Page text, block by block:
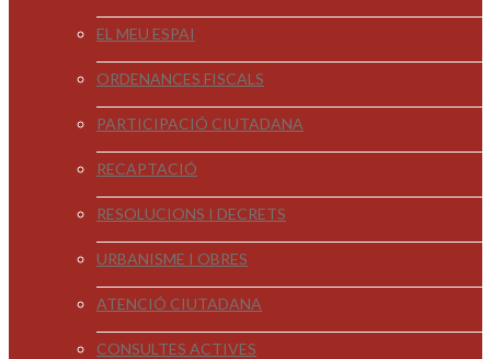
EL MEU ESPAI
ORDENANCES FISCALS
PARTICIPACIÓ CIUTADANA
RECAPTACIÓ
RESOLUCIONS I DECRETS
URBANISME I OBRES
ATENCIÓ CIUTADANA
CONSULTES ACTIVES